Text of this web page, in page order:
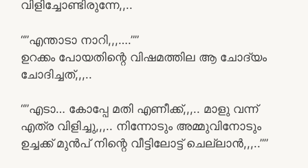
വിളിച്ചോണ്ടിരുന്നേ,,..
“”എന്താടാ നാറി,,,….””
ഉറക്കം പോയതിന്റെ വിഷമത്തില ആ ചോദ്യം
ചോദിച്ചത്,,,..
“”എടാ… കോപ്പേ മതി എണീക്ക്,,,.. മാളു വന്ന്
എത്ര വിളിച്ചു,,,.. നിന്നോടും അമ്മുവിനോടും
ഉച്ചക്ക് മുൻപ് നിന്റെ വീട്ടിലോട്ട് ചെല്ലാൻ,,,..””